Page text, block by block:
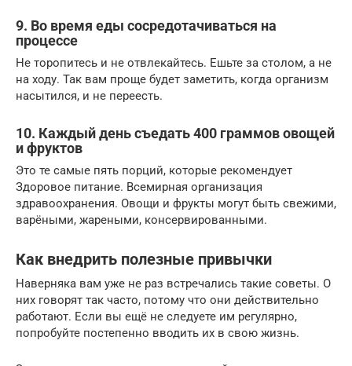
9. Во время еды сосредотачиваться на
процессе
Не торопитесь и не отвлекайтесь. Ешьте за столом, а не
на ходу. Так вам проще будет заметить, когда организм
насытился, и не переесть.
10. Каждый день съедать 400 граммов овощей
и фруктов
Это те самые пять порций, которые рекомендует
Здоровое питание. Всемирная организация
здравоохранения. Овощи и фрукты могут быть свежими,
варёными, жареными, консервированными.
Как внедрить полезные привычки
Наверняка вам уже не раз встречались такие советы. О
них говорят так часто, потому что они действительно
работают. Если вы ещё не следуете им регулярно,
попробуйте постепенно вводить их в свою жизнь.